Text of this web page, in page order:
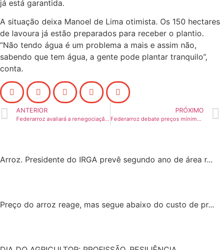
já está garantida.
A situação deixa Manoel de Lima otimista. Os 150 hectares
de lavoura já estão preparados para receber o plantio.
“Não tendo água é um problema a mais e assim não,
sabendo que tem água, a gente pode plantar tranquilo”,
conta.
ANTERIOR
Federarroz avaliará a renegociação de dívidas
PRÓXIMO
Federarroz debate preços mínimos e comercialização na Câmara Setorial
Arroz. Presidente do IRGA prevê segundo ano de área r...
Preço do arroz reage, mas segue abaixo do custo de pr...